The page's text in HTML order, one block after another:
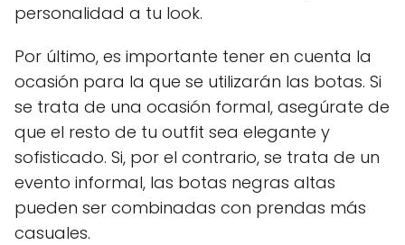
personalidad a tu look.
Por último, es importante tener en cuenta la
ocasión para la que se utilizarán las botas. Si
se trata de una ocasión formal, asegúrate de
que el resto de tu outfit sea elegante y
sofisticado. Si, por el contrario, se trata de un
evento informal, las botas negras altas
pueden ser combinadas con prendas más
casuales.